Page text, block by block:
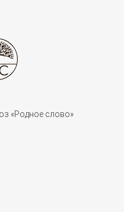
«Родное слово»